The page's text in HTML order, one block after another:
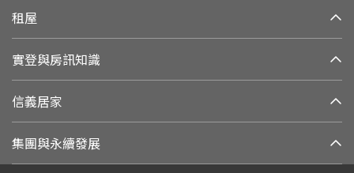
租屋
實登與房訊知識
信義居家
集團與永續發展